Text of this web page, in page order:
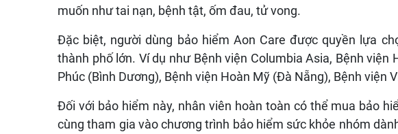
muốn như tai nạn, bệnh tật, ốm đau, tử vong.
Đặc biệt, người dùng bảo hiểm Aon Care được quyền lựa
thành phố lớn. Ví dụ như Bệnh viện Columbia Asia, Bệnh viện
Phúc (Bình Dương), Bệnh viện Hoàn Mỹ (Đà Nẵng), Bệnh viện
Đối với bảo hiểm này, nhân viên hoàn toàn có thể mua bảo
cùng tham gia vào chương trình bảo hiểm sức khỏe nhóm